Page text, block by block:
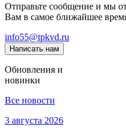
Отправьте сообщение и мы
Вам в самое ближайшее
info55@tpkvd.ru
Написать нам
Обновления и
новинки
Все новости
3 августа 2026